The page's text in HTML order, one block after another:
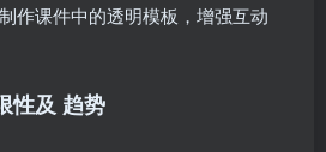
作课件中的透明模板，增强互动
性及 趋势